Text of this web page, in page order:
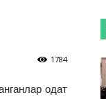
1784
одат